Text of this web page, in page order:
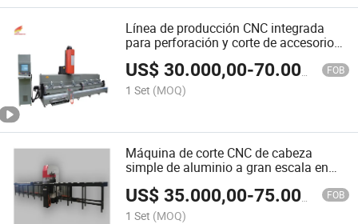
Línea de producción CNC integrada
para perforación y corte de accesorios
de aluminio para perfiles de aluminio
para puertas y ventanas
US$30.000,00-70.000,00 FOB
1 Set (MOQ)
Máquina de corte CNC de cabeza
simple de aluminio a gran escala en
US$35.000,00-75.000,00 FOB
1 Set (MOQ)